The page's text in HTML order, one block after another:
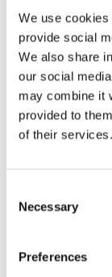
We use
provide social
We also share
our social
may combine it
provided to
of their services.
Selection
Necessary
Preferences
Eckerö